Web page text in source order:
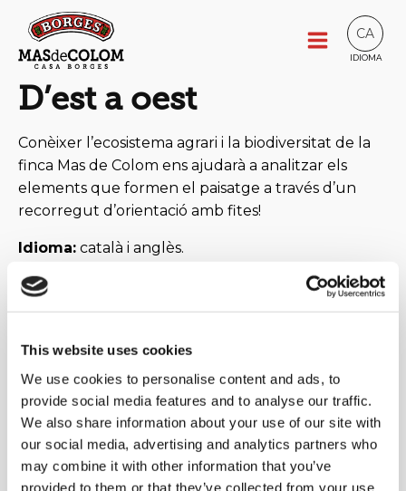
This website uses cookies
We use cookies to personalise content and ads, to
provide social media features and to analyse our traffic.
We also share information about your use of our site with
our social media, advertising and analytics partners who
may combine it with other information that you’ve
provided to them or that they’ve collected from your use
CA
IDIOMA
D’est a oest
Conèixer l’ecosistema agrari i la biodiversitat de la
finca Mas de Colom ens ajudarà a analitzar els
elements que formen el paisatge a través d’un
recorregut d’orientació amb fites!
Idioma: català i anglès.